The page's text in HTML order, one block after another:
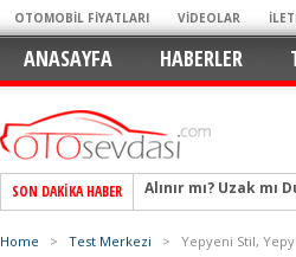
OTOMOBİL FİYATLARI VİDEOLAR
ANASAYFA HABERLER
SON DAKIKA HABER
Alpine A290 GTS:
Home > Test Merkezi > Yepyeni Stil,